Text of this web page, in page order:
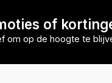
of
om op de hoogte te